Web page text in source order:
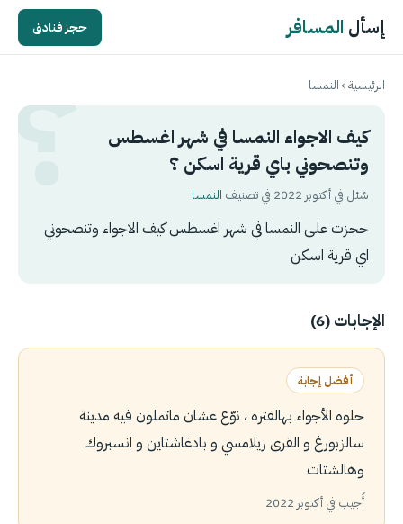
إسأل المسافر حجز فنادق
الرئيسية›النمسا
كيف الاجواء النمسا في شهر اغسطس
وتنصحوني باي قرية اسكن ؟
سُئل في أكتوبر 2022 في تصنيف النمسا
حجزت على النمسا في شهر اغسطس كيف الاجواء وتنصحوني
اي قرية اسكن
الإجابات (6)
أفضل إجابة
حلوه الأجواء بهالفتره ، نوّع عشان ماتملون فيه مدينة
سالزبورغ و القرى زيلامسي و بادغاشتاين و انسبروك
وهالشتات
أُجيب في أكتوبر 2022